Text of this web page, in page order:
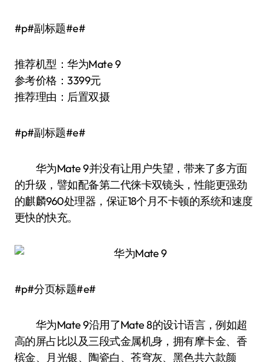
#p#副标题#e#
推荐机型：华为Mate 9
参考价格：3399元
推荐理由：后置双摄
#p#副标题#e#
华为Mate 9并没有让用户失望，带来了多方面
的升级，譬如配备第二代徕卡双镜头，性能更强劲
的麒麟960处理器，保证18个月不卡顿的系统和速度
更快的快充。
#p#分页标题#e#
华为Mate 9沿用了Mate 8的设计语言，例如超
高的屏占比以及三段式金属机身，拥有摩卡金、香
槟金、月光银、陶瓷白、苍穹灰、黑色共六款颜